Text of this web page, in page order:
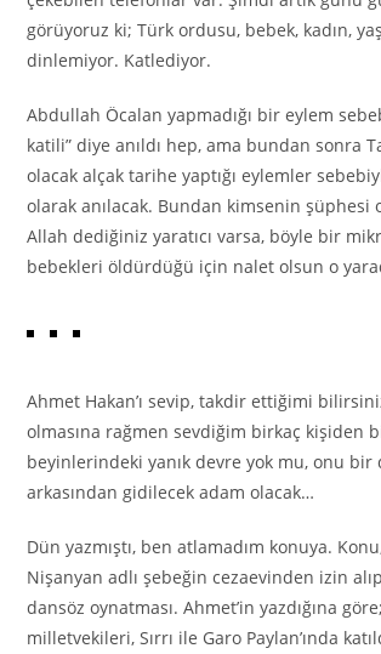
görüyoruz ki; Türk ordusu, bebek, kadın,
dinlemiyor. Katlediyor.
Abdullah Öcalan yapmadığı bir eylem
katili” diye anıldı hep, ama bundan sonra
olacak alçak tarihe yaptığı eylemler
olarak anılacak. Bundan kimsenin şüphesi
Allah dediğiniz yaratıcı varsa, böyle bir
bebekleri öldürdüğü için nalet olsun o
Ahmet Hakan’ı sevip, takdir ettiğimi
olmasına rağmen sevdiğim birkaç kişiden
beyinlerindeki yanık devre yok mu, onu bir
arkasından gidilecek adam olacak…
Dün yazmıştı, ben atlamadım konuya.
Nişanyan adlı şebeğin cezaevinden izin
dansöz oynatması. Ahmet’in yazdığına
milletvekileri, Sırrı ile Garo Paylan’ında